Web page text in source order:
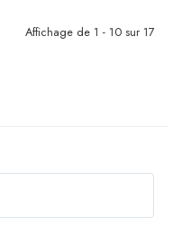
Affichage de 1 - 10 sur 17